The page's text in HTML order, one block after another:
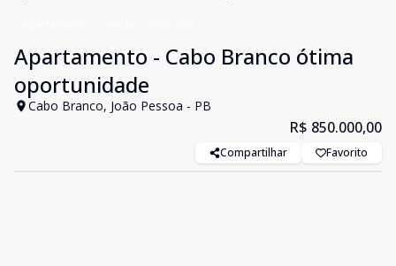
Apartamento - Cabo Branco ótima
oportunidade
Cabo Branco, João Pessoa - PB
R$ 850.000,00
Compartilhar Favorito